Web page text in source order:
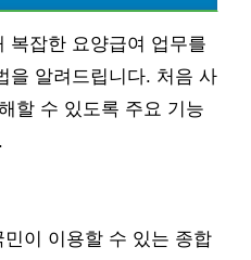
복잡한 요양급여 업무를
을 알려드립니다. 처음 사
할 수 있도록 주요 기능
이 이용할 수 있는 종합